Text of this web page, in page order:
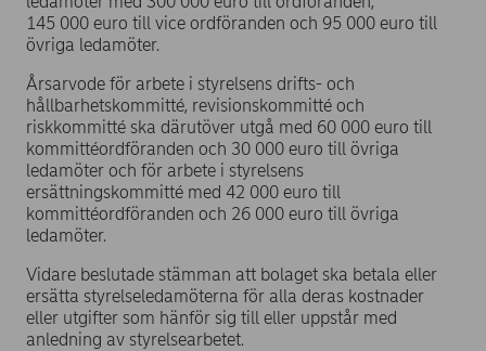
145 000 euro till vice ordföranden och 95 000 euro till
övriga ledamöter.
Årsarvode för arbete i styrelsens drifts- och
hållbarhetskommitté, revisionskommitté och
riskkommitté ska därutöver utgå med 60 000 euro till
kommittéordföranden och 30 000 euro till övriga
ledamöter och för arbete i styrelsens
ersättningskommitté med 42 000 euro till
kommittéordföranden och 26 000 euro till övriga
ledamöter.
Vidare beslutade stämman att bolaget ska betala eller
ersätta styrelseledamöterna för alla deras kostnader
eller utgifter som hänför sig till eller uppstår med
anledning av styrelsearbetet.